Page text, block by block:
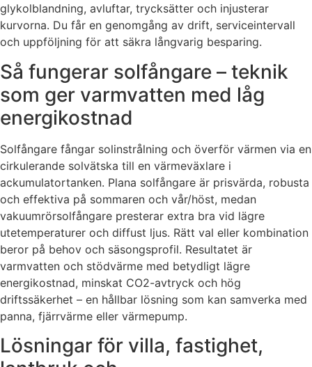
glykolblandning, avluftar, trycksätter och injusterar
kurvorna. Du får en genomgång av drift, serviceintervall
och uppföljning för att säkra långvarig besparing.
Så fungerar solfångare – teknik
som ger varmvatten med låg
energikostnad
Solfångare fångar solinstrålning och överför värmen via en
cirkulerande solvätska till en värmeväxlare i
ackumulatortanken. Plana solfångare är prisvärda, robusta
och effektiva på sommaren och vår/höst, medan
vakuumrörsolfångare presterar extra bra vid lägre
utetemperaturer och diffust ljus. Rätt val eller kombination
beror på behov och säsongsprofil. Resultatet är
varmvatten och stödvärme med betydligt lägre
energikostnad, minskat CO2-avtryck och hög
driftssäkerhet – en hållbar lösning som kan samverka med
panna, fjärrvärme eller värmepump.
Lösningar för villa, fastighet,